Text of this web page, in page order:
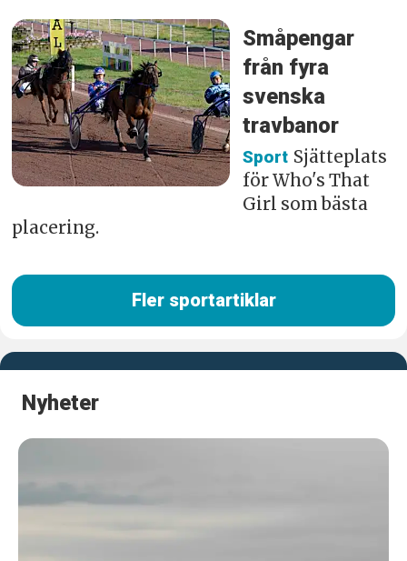
Småpengar
från fyra
svenska
travbanor
Sport Sjätteplats
för Who's That
Girl som bästa
placering.
Fler sportartiklar
Nyheter